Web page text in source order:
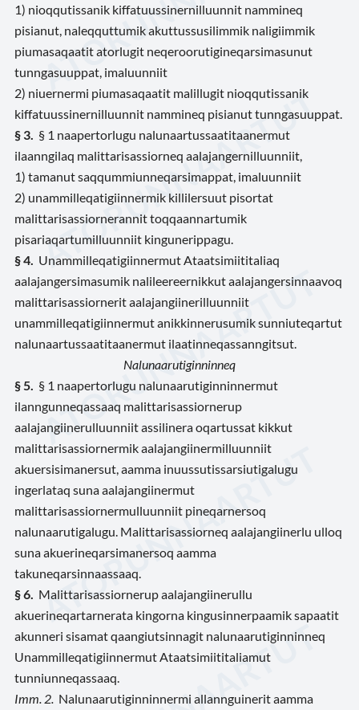
1) nioqqutissanik kiffatuussinernilluunnit nammineq
pisianut, naleqquttumik akuttussusilimmik naligiimmik
piumasaqaatit atorlugit neqeroorutigineqarsimasunut
tunngasuuppat, imaluunniit
2) niuernermi piumasaqaatit malillugit nioqqutissanik
kiffatuussinernilluunnit nammineq pisianut tunngasuuppat.
§ 3. § 1 naapertorlugu nalunaartussaatitaanermut
ilaanngilaq malittarisassiorneq aalajangernilluunniit,
1) tamanut saqqummiunneqarsimappat, imaluunniit
2) unammilleqatigiinnermik killilersuut pisortat
malittarisassiornerannit toqqaannartumik
pisariaqartumilluunniit kingunerippagu.
§4. Unammilleqatigiinnermut Ataatsimiititaliaq
aalajangersimasumik nalileereernikkut aalajangersinnaavoq
malittarisassiornerit aalajangiinerilluunniit
unammilleqatigiinnermut anikkinnerusumik sunniuteqartut
nalunaartussaatitaanermut ilaatinneqassanngitsut.
Nalunaarutiginninneq
§ 5. § 1 naapertorlugu nalunaarutiginninnermut
ilanngunneqassaaq malittarisassiornerup
aalajangiinerulluunniit assilinera oqartussat kikkut
malittarisassiornermik aalajangiinermilluunniit
akuersisimanersut, aamma inuussutissarsiutigalugu
ingerlataq suna aalajangiinermut
malittarisassiornermulluunniit pineqarnersoq
nalunaarutigalugu. Malittarisassiorneq aalajangiinerlu ulloq
suna akuerineqarsimanersoq aamma
takuneqarsinnaassaaq.
§6. Malittarisassiornerup aalajangiinerullu
akuerineqartarnerata kingorna kingusinnerpaamik sapaatit
akunneri sisamat qaangiutsinnagit nalunaarutiginninneq
Unammilleqatigiinnermut Ataatsimiititaliamut
tunniunneqassaaq.
Imm. 2. Nalunaarutiginninnermi allannguinerit aamma